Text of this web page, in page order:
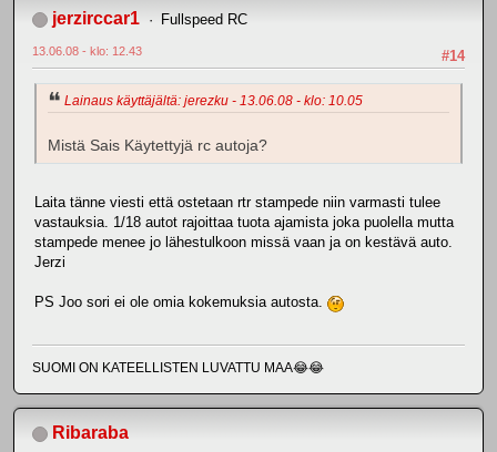
jerzirccar1 Fullspeed RC
#14
13.06.08 - klo: 12.43
Lainaus käyttäjältä: jerezku - 13.06.08 - klo: 10.05
Mistä Sais Käytettyjä rc autoja?
Laita tänne viesti että ostetaan rtr stampede niin varmasti tulee
vastauksia. 1/18 autot rajoittaa tuota ajamista joka puolella mutta
stampede menee jo lähestulkoon missä vaan ja on kestävä auto.
Jerzi
PS Joo sori ei ole omia kokemuksia autosta.
SUOMI ON KATEELLISTEN LUVATTU MAA😂😂
Ribaraba